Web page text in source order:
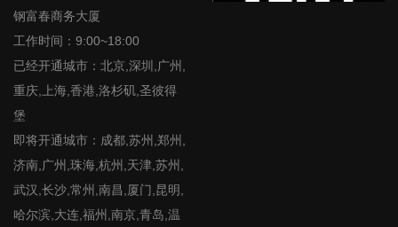
钢富春商务大厦
工作时间：9:00~18:00
已经开通城市：北京,深圳,广州,
重庆,上海,香港,洛杉矶,圣彼得
堡
即将开通城市：成都,苏州,郑州,
济南,广州,珠海,杭州,天津,苏州,
武汉,长沙,常州,南昌,厦门,昆明,
哈尔滨,大连,福州,南京,青岛,温